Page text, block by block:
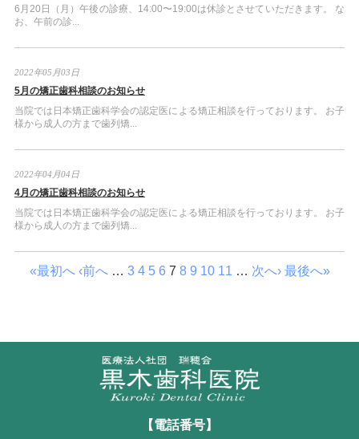
6月20日（月）午後の診療、14:00〜19:00は休診とさせていただきます。 な
お、午前の診...
2022年05月03日
5月の矯正歯科相談のお知らせ
当院では日本矯正歯科学会の認定医による矯正相談を行っております。 お子
様から成人の方まで歯列矯...
2022年04月04日
4月の矯正歯科相談のお知らせ
当院では日本矯正歯科学会の認定医による矯正相談を行っております。 お子
様から成人の方まで歯列矯...
«最初へ ‹前へ … 3 4 5 6 7 8 9 10 11 … 次へ› 最後へ»
【電話番号】